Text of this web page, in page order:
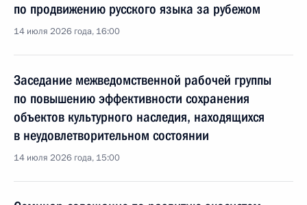
по продвижению русского языка за рубежом
14 июля 2026 года, 16:00
Заседание межведомственной рабочей группы
по повышению эффективности сохранения
объектов культурного наследия, находящихся
в неудовлетворительном состоянии
14 июля 2026 года, 15:00